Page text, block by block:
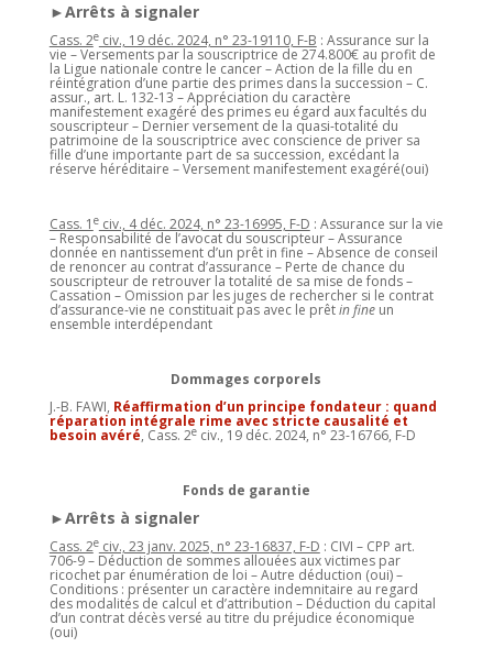
►Arrêts à signaler
Cass. 2eciv., 19 déc. 2024, n° 23-19110, F-B : Assurance sur la
vie – Versements par la souscriptrice de 274.800€ au profit de
la Ligue nationale contre le cancer – Action de la fille du en
réintégration d’une partie des primes dans la succession – C.
assur., art. L. 132-13 – Appréciation du caractère
manifestement exagéré des primes eu égard aux facultés du
souscripteur – Dernier versement de la quasi-totalité du
patrimoine de la souscriptrice avec conscience de priver sa
fille d’une importante part de sa succession, excédant la
réserve héréditaire – Versement manifestement exagéré(oui)
Cass. 1 eciv., 4 déc. 2024, n° 23-16995, F-D : Assurance sur la vie
– Responsabilité de l’avocat du souscripteur – Assurance
donnée en nantissement d’un prêt in fine – Absence de conseil
de renoncer au contrat d’assurance – Perte de chance du
souscripteur de retrouver la totalité de sa mise de fonds –
Cassation – Omission par les juges de rechercher si le contrat
d’assurance-vie ne constituait pas avec le prêtin fineun
ensemble interdépendant
Dommages corporels
J.-B. FAWI, Réaffirmation d’un principe fondateur : quand
réparation intégrale rime avec stricte causalité et
besoin avéré, Cass. 2eciv., 19 déc. 2024, n° 23-16766, F-D
Fonds de garantie
►Arrêts à signaler
Cass. 2eciv., 23 janv. 2025, n° 23-16837, F-D : CIVI – CPP art.
706-9 – Déduction de sommes allouées aux victimes par
ricochet par énumération de loi – Autre déduction (oui) –
Conditions : présenter un caractère indemnitaire au regard
des modalités de calcul et d’attribution – Déduction du capital
d’un contrat décès versé au titre du préjudice économique
(oui)